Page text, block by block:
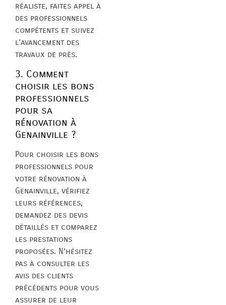
réaliste, faites appel à
des professionnels
compétents et suivez
l’avancement des
travaux de près.
3. Comment
choisir les bons
professionnels
pour sa
rénovation à
Genainville ?
Pour choisir les bons
professionnels pour
votre rénovation à
Genainville, vérifiez
leurs références,
demandez des devis
détaillés et comparez
les prestations
proposées. N’hésitez
pas à consulter les
avis des clients
précédents pour vous
assurer de leur